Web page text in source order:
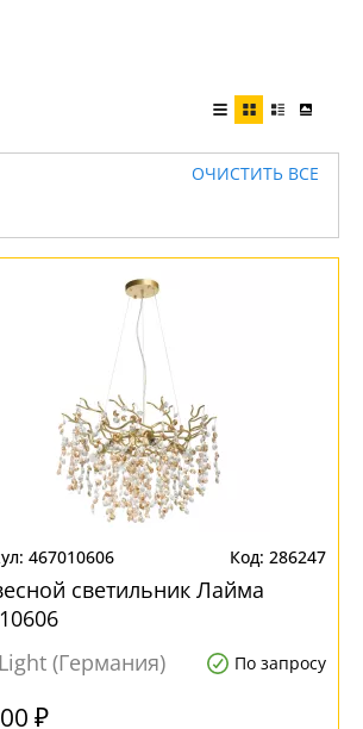
ОЧИСТИТЬ ВСЕ
467010606 286247
светильник Лайма
(Германия)
По запросу
₽